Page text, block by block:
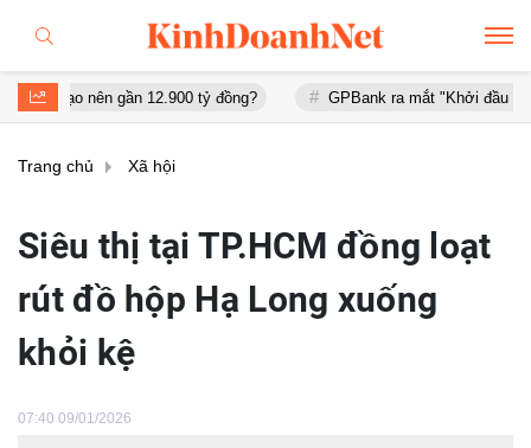
gần 12.900 tỷ đồng? GPBank ra mắt "Khởi đầu an cư", đồng
Trang chủ Xã hội
Siêu thị tại TP.HCM đồng loạt
rút đồ hộp Hạ Long xuống
khỏi kệ
07:40 09/01/2026